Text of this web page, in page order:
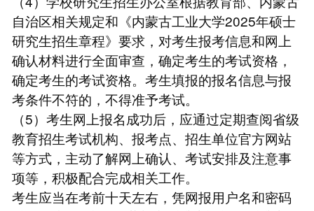
自治区相关规定和《内蒙古工业大学2025年硕士
研究生招生章程》要求，对考生报考信息和网上
确认材料进行全面审查，确定考生的考试资格，
确定考生的考试资格。考生填报的报名信息与报
考条件不符的，不得准予考试。
（5）考生网上报名成功后，应通过定期查阅省级
教育招生考试机构、报考点、招生单位官方网站
等方式，主动了解网上确认、考试安排及注意事
项等，积极配合完成相关工作。
考生应当在考前十天左右，凭网报用户名和密码